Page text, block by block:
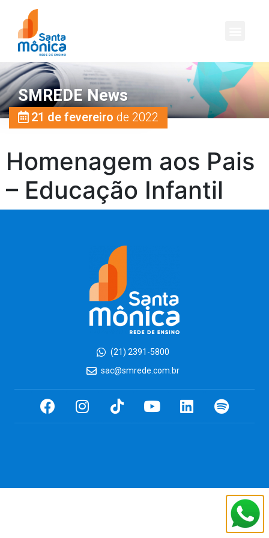
SMREDE News
21 de fevereiro de 2022
Homenagem aos Pais
– Educação Infantil
(21) 2391-5800
sac@smrede.com.br